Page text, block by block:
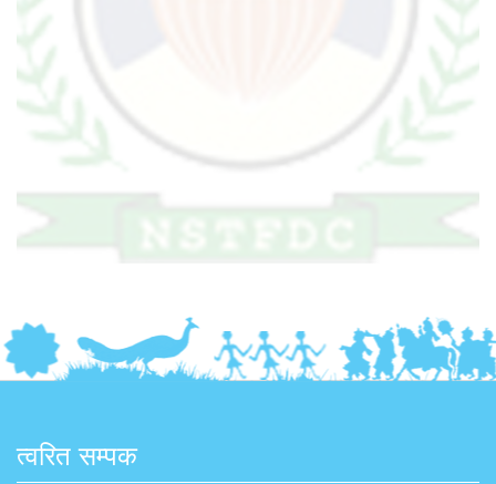
त्वरित सम्पक